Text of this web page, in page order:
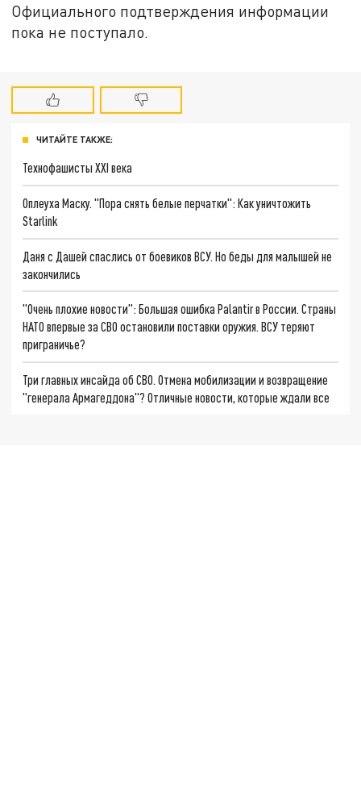
Официального подтверждения информации
пока не поступало.
ЧИТАЙТЕ ТАКЖЕ:
Технофашисты XXI века
Оплеуха Маску. "Пора снять белые перчатки": Как уничтожить
Starlink
Даня с Дашей спаслись от боевиков ВСУ. Но беды для малышей не
закончились
"Очень плохие новости": Большая ошибка Palantir в России. Страны
НАТО впервые за СВО остановили поставки оружия. ВСУ теряют
приграничье?
Три главных инсайда об СВО. Отмена мобилизации и возвращение
"генерала Армагеддона"? Отличные новости, которые ждали все